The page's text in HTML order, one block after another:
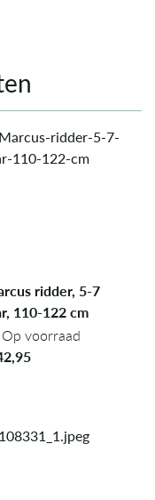
ridder, 5-7
110-122 cm
voorraad
Op voorraad